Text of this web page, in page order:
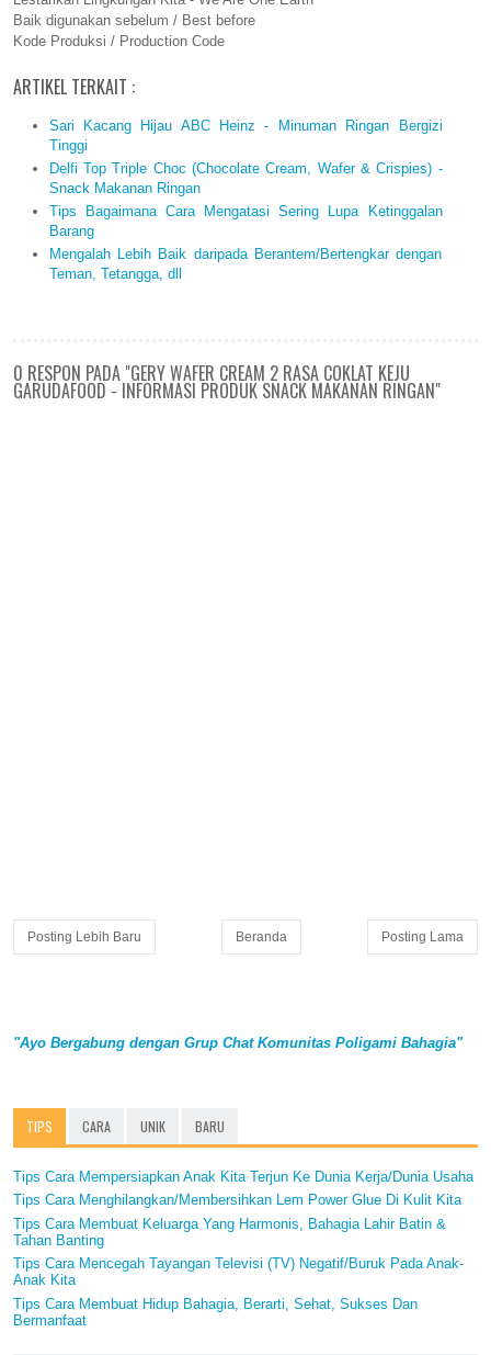
Baik digunakan sebelum / Best before
Kode Produksi / Production Code
ARTIKEL TERKAIT :
Sari Kacang Hijau ABC Heinz - Minuman Ringan Bergizi
Tinggi
Delfi Top Triple Choc (Chocolate Cream, Wafer & Crispies) -
Snack Makanan Ringan
Tips Bagaimana Cara Mengatasi Sering Lupa Ketinggalan
Barang
Mengalah Lebih Baik daripada Berantem/Bertengkar dengan
Teman, Tetangga, dll
0 RESPON PADA "GERY WAFER CREAM 2 RASA COKLAT KEJU
GARUDAFOOD - INFORMASI PRODUK SNACK MAKANAN RINGAN"
Posting Lebih Baru Posting Lama
Beranda
"Ayo Bergabung dengan Grup Chat Komunitas Poligami Bahagia"
TIPS CARA UNIK BARU
Tips Cara Mempersiapkan Anak Kita Terjun Ke Dunia Kerja/Dunia Usaha
Tips Cara Menghilangkan/Membersihkan Lem Power Glue Di Kulit Kita
Tips Cara Membuat Keluarga Yang Harmonis, Bahagia Lahir Batin &
Tahan Banting
Tips Cara Mencegah Tayangan Televisi (TV) Negatif/Buruk Pada Anak-
Anak Kita
Tips Cara Membuat Hidup Bahagia, Berarti, Sehat, Sukses Dan
Bermanfaat